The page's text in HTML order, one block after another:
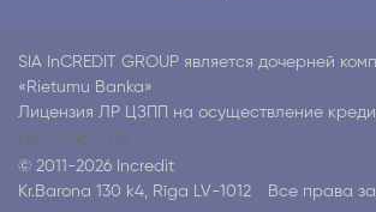
SIA InCREDIT GROUP является дочерней
«Rietumu Banka»
Лицензия ЛР ЦЗПП на осуществление
NK-2016-018.
© 2011-2026 Incredit
Kr.Barona 130 k4, Rīga LV-1012
Все права